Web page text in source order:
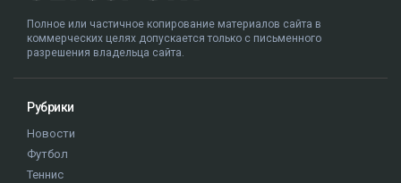
Полное или частичное копирование материалов сайта в
коммерческих целях допускается только с письменного
разрешения владельца сайта.
Рубрики
Новости
Футбол
Теннис